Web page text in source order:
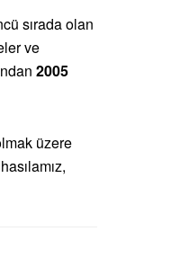
sırada olan
ve
2005
üzere